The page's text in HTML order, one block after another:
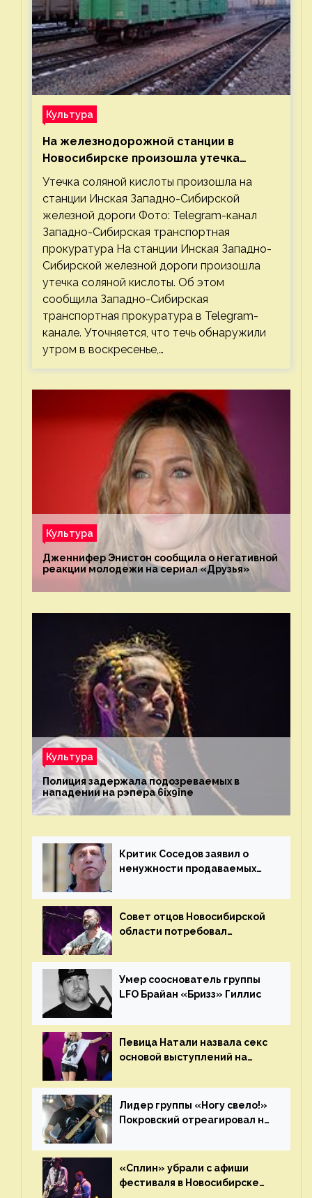
Культура
На железнодорожной станции в
Новосибирске произошла утечка
соляной кислоты
Утечка соляной кислоты произошла на
станции Инская Западно-Сибирской
железной дороги Фото: Telegram-канал
Западно-Сибирская транспортная
прокуратура На станции Инская Западно-
Сибирской железной дороги произошла
утечка соляной кислоты. Об этом
сообщила Западно-Сибирская
транспортная прокуратура в Telegram-
канале. Уточняется, что течь обнаружили
утром в воскресенье,…
Культура
Дженнифер Энистон сообщила о негативной
реакции молодежи на сериал «Друзья»
Культура
Полиция задержала подозреваемых в
нападении на рэпера 6ix9ine
Критик Соседов заявил о
ненужности продаваемых
Совет отцов Новосибирской
области потребовал
«Сплин»
Умер сооснователь группы
LFO Брайан «Бризз» Гиллис
Певица Натали назвала секс
основой выступлений на
Лидер группы «Ногу свело!»
Покровский отреагировал на
«Сплин» убрали с афиши
фестиваля в Новосибирске